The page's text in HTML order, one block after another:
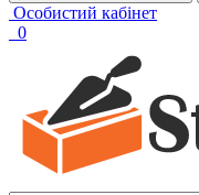
Особистий кабінет
0